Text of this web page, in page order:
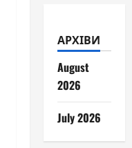
АРХІВИ
August
2026
July 2026